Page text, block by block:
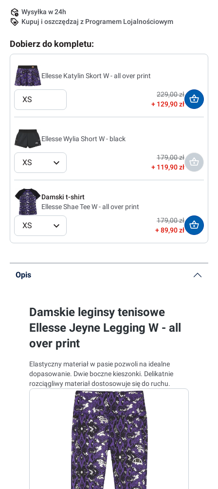
Wysyłka w 24h
Kupuj i oszczędzaj z Programem Lojalnościowym
Dobierz do kompletu:
Ellesse Katylin Skort W - all over print
XS
229,00 zł
129,90 zł
Ellesse Wylia Short W - black
XS
179,00 zł
119,90 zł
Damski t-shirt
Ellesse Shae Tee W - all over print
XS
179,00 zł
89,90 zł
Opis
Damskie leginsy tenisowe
Ellesse Jeyne Legging W - all
over print
Elastyczny materiał w pasie pozwoli na idealne
dopasowanie. Dwie boczne kieszonki. Delikatnie
rozciągliwy materiał dostosowuje się do ruchu.